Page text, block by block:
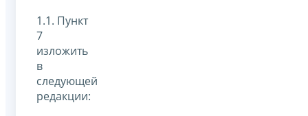
1.1. Пункт
7
изложить
в
следующей
редакции: